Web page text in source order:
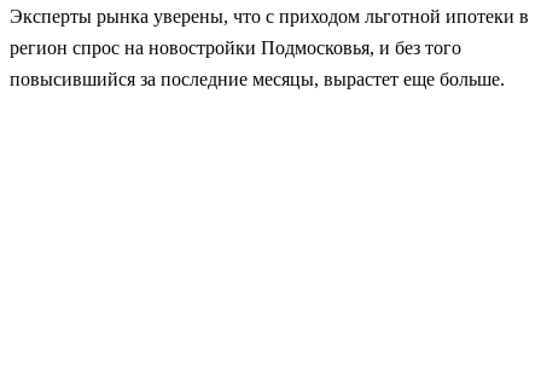
Эксперты рынка уверены, что с приходом льготной ипотеки в
регион спрос на новостройки Подмосковья, и без того
повысившийся за последние месяцы, вырастет еще больше.